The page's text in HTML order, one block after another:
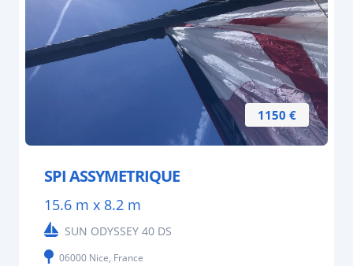
1150 €
SPI ASSYMETRIQUE
15.6 m x 8.2 m
SUN ODYSSEY 40 DS
06000 Nice, France